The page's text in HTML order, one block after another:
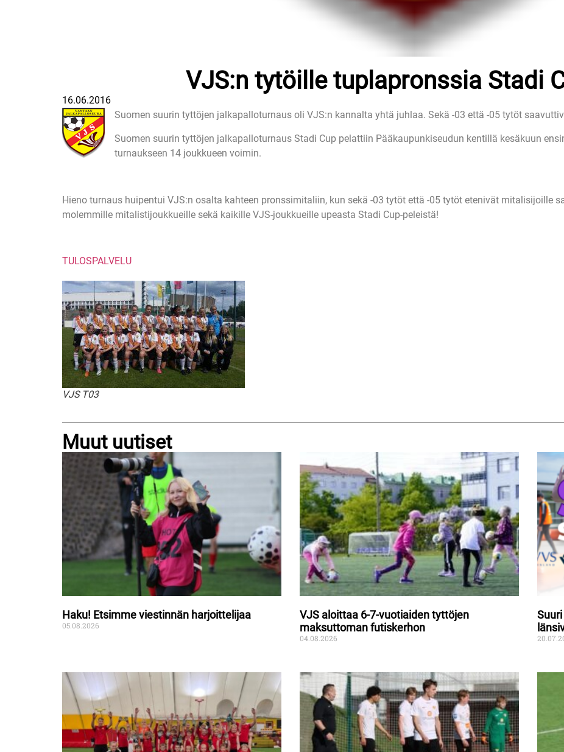
VJS:n tytöille tuplapronssia Stadi
16.06.2016
Suomen suurin tyttöjen jalkapalloturnaus oli VJS:n kannalta yhtä juhlaa. Sekä -03 että -05 tytöt
Suomen suurin tyttöjen jalkapalloturnaus Stadi Cup pelattiin Pääkaupunkiseudun kentillä kesäkuun
turnaukseen 14 joukkueen voimin.
Hieno turnaus huipentui VJS:n osalta kahteen pronssimitaliin, kun sekä -03 tytöt että -05 tytöt etenivät mitalisijoille
molemmille mitalistijoukkueille sekä kaikille VJS-joukkueille upeasta Stadi Cup-peleistä!
TULOSPALVELU
VJS T03
Muut uutiset
Haku! Etsimme viestinnän harjoittelijaa
05.08.2026
VJS aloittaa 6-7-vuotiaiden tyttöjen
maksuttoman futiskerhon
04.08.2026